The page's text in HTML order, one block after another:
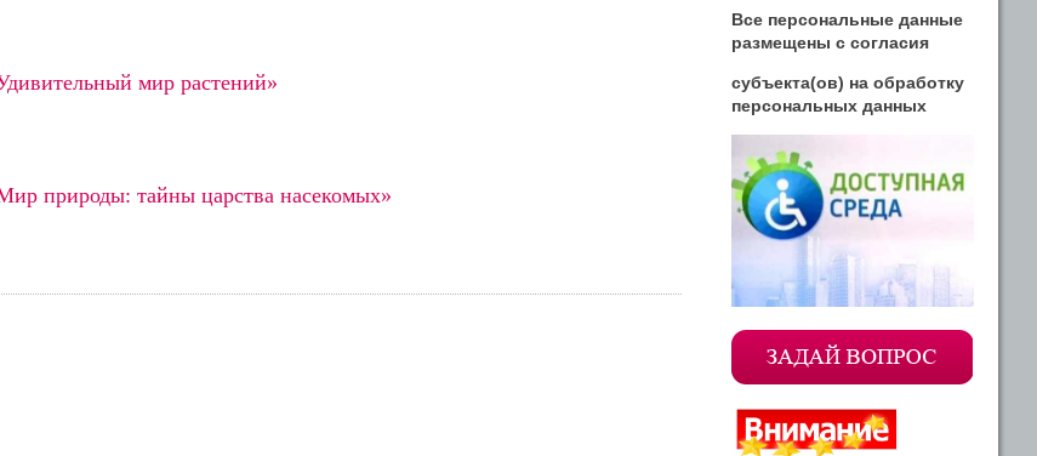
мир растений»
природы: тайны царства насекомых»
Все персональные данные
размещены с согласия
субъекта(ов) на обработку
персональных данных